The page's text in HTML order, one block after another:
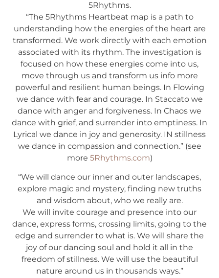
5Rhythms.
“The 5Rhythms Heartbeat map is a path to
understanding how the energies of the heart are
transformed. We work directly with each emotion
associated with its rhythm. The investigation is
focused on how these energies come into us,
move through us and transform us info more
powerful and resilient human beings. In Flowing
we dance with fear and courage. In Staccato we
dance with anger and forgiveness. In Chaos we
dance with grief, and surrender into emptiness. In
Lyrical we dance in joy and generosity. IN stillness
we dance in compassion and connection.” (see
more 5Rhythms.com)
“We will dance our inner and outer landscapes,
explore magic and mystery, finding new truths
and wisdom about, who we really are.
We will invite courage and presence into our
dance, express forms, crossing limits, going to the
edge and surrender to what is. We will share the
joy of our dancing soul and hold it all in the
freedom of stillness. We will use the beautiful
nature around us in thousands ways.”